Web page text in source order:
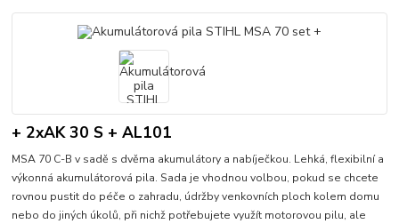
+ 2xAK 30 S + AL101
MSA 70 C-B v sadě s dvěma akumulátory a nabíječkou. Lehká, flexibilní a
výkonná akumulátorová pila. Sada je vhodnou volbou, pokud se chcete
rovnou pustit do péče o zahradu, údržby venkovních ploch kolem domu
nebo do jiných úkolů, při nichž potřebujete využít motorovou pilu, ale